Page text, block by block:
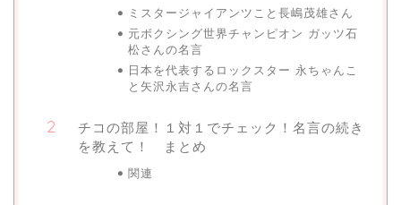
ミスタージャイアンツこと長嶋茂雄さん
元ボクシング世界チャンピオン ガッツ石
松さんの名言
日本を代表するロックスター 永ちゃんこ
と矢沢永吉さんの名言
チコの部屋！１対１でチェック！名言の続き
を教えて！ まとめ
関連